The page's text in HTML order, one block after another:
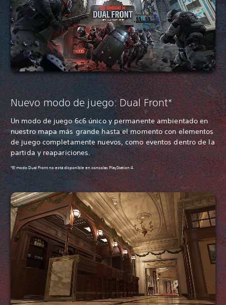
Nuevo modo de juego: Dual Front*
Un modo de juego 6c6 único y permanente ambientado en
nuestro mapa más grande hasta el momento con elementos
de juego completamente nuevos, como eventos dentro de la
partida y reapariciones.
*El modo Dual Front no está disponible en consolas PlayStation 4.